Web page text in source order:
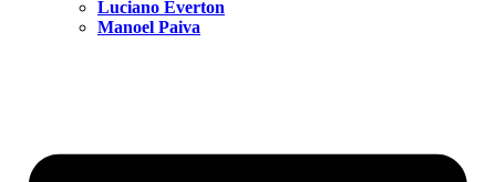
Luciano Everton
Manoel Paiva